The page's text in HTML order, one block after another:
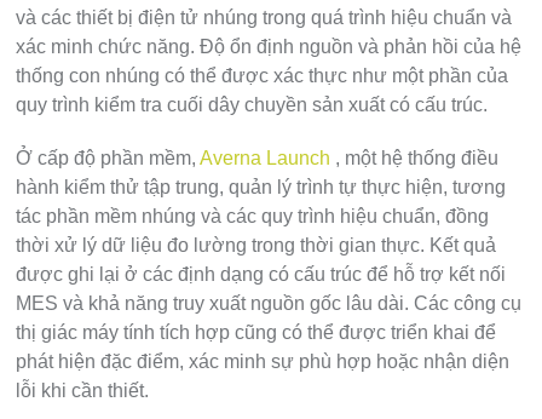
và các thiết bị điện tử nhúng trong quá trình hiệu chuẩn và
xác minh chức năng. Độ ổn định nguồn và phản hồi của hệ
thống con nhúng có thể được xác thực như một phần của
quy trình kiểm tra cuối dây chuyền sản xuất có cấu trúc.
Ở cấp độ phần mềm,Averna Launch , một hệ thống điều
hành kiểm thử tập trung, quản lý trình tự thực hiện, tương
tác phần mềm nhúng và các quy trình hiệu chuẩn, đồng
thời xử lý dữ liệu đo lường trong thời gian thực. Kết quả
được ghi lại ở các định dạng có cấu trúc để hỗ trợ kết nối
MES và khả năng truy xuất nguồn gốc lâu dài. Các công cụ
thị giác máy tính tích hợp cũng có thể được triển khai để
phát hiện đặc điểm, xác minh sự phù hợp hoặc nhận diện
lỗi khi cần thiết.